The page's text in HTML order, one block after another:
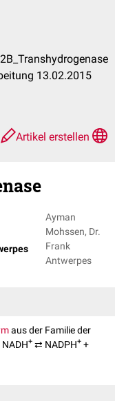
13.02.2015
Artikel erstellen
Ayman
Mohssen, Dr.
Frank
Antwerpes
aus der Familie der
NADH+ ⇄ NADPH+ +